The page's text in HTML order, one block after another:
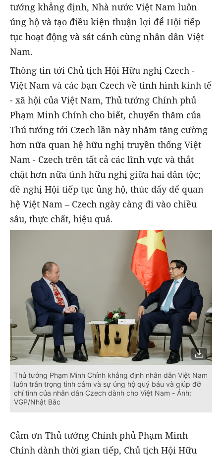
tướng khẳng định, Nhà nước Việt Nam luôn
ủng hộ và tạo điều kiện thuận lợi để Hội tiếp
tục hoạt động và sát cánh cùng nhân dân Việt
Nam.
Thông tin tới Chủ tịch Hội Hữu nghị Czech -
Việt Nam và các bạn Czech về tình hình kinh tế
- xã hội của Việt Nam, Thủ tướng Chính phủ
Phạm Minh Chính cho biết, chuyến thăm của
Thủ tướng tới Czech lần này nhằm tăng cường
hơn nữa quan hệ hữu nghị truyền thống Việt
Nam - Czech trên tất cả các lĩnh vực và thắt
chặt hơn nữa tình hữu nghị giữa hai dân tộc;
đề nghị Hội tiếp tục ủng hộ, thúc đẩy để quan
hệ Việt Nam – Czech ngày càng đi vào chiều
sâu, thực chất, hiệu quả.
Thủ tướng Phạm Minh Chính khẳng định nhân dân Việt Nam
luôn trân trọng tình cảm và sự ủng hộ quý báu và giúp đỡ
chí tình của nhân dân Czech dành cho Việt Nam - Ảnh:
VGP/Nhật Bắc
Cảm ơn Thủ tướng Chính phủ Phạm Minh
Chính dành thời gian tiếp, Chủ tịch Hội Hữu